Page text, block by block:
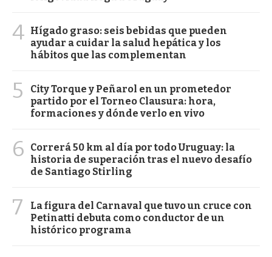
4 Hígado graso: seis bebidas que pueden
ayudar a cuidar la salud hepática y los
hábitos que las complementan
5
City Torque y Peñarol en un prometedor
partido por el Torneo Clausura: hora,
formaciones y dónde verlo en vivo
6
Correrá 50 km al día por todo Uruguay: la
historia de superación tras el nuevo desafío
de Santiago Stirling
7
La figura del Carnaval que tuvo un cruce con
Petinatti debuta como conductor de un
histórico programa